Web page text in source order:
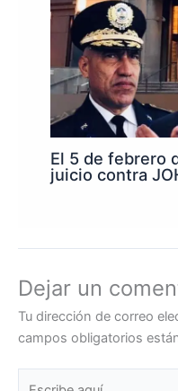
El 5 de febrero
juicio contra
Dejar un
Tu dirección de correo
campos obligatorios